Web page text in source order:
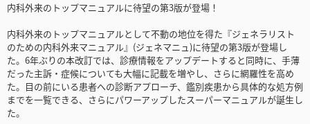
内科外来のトップマニュアルに待望の第3版が登場！
内科外来のトップマニュアルとして不動の地位を得た『ジェネラリスト
のための内科外来マニュアル』(ジェネマニュ)に待望の第3版が登場し
た。6年ぶりの本改訂では、診療情報をアップデートすると同時に、手薄
だった主訴・症候についても大幅に記載を増やし、さらに網羅性を高め
た。目の前にいる患者への診断アプローチ、鑑別疾患から具体的な処方例
までを一覧できる、さらにパワーアップしたスーパーマニュアルが誕生し
た。